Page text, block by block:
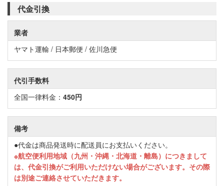
代金引換
業者
ヤマト運輸 / 日本郵便 / 佐川急便
代引手数料
全国一律料金： 450円
備考
●代金は商品発送時に配送員にお支払いください。
※航空便利用地域（九州・沖縄・北海道・離島）につきまして
は、代金引換がご利用いただけない場合がございます。その際
は別途ご連絡させていただきます。